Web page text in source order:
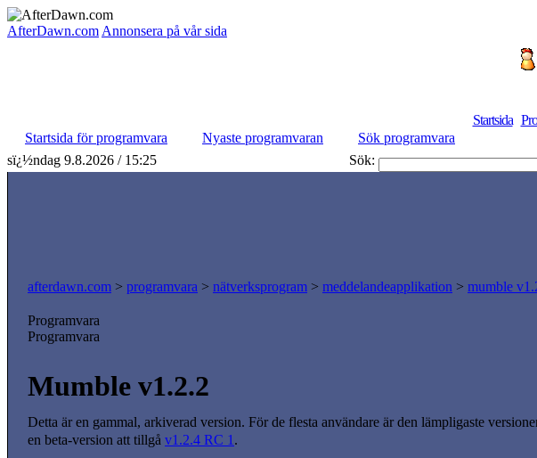
AfterDawn.com Annonsera på vår sida
Startsida
Startsida för programvara
Nyaste programvaran
Sök programvara
sï¿½ndag 9.8.2026 / 15:25
Sök:
afterdawn.com > programvara > nätverksprogram > meddelandeapplikation > mumble
Programvara
Programvara
Mumble v1.2.2
Detta är en gammal, arkiverad version. För de flesta användare är den lämpligaste
en beta-version att tillgå v1.2.4 RC 1.